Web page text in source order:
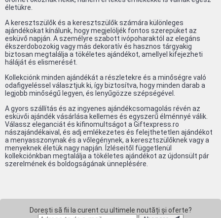
életükre.
A keresztszülők és a keresztszülők számára különleges
ajándékokat kínálunk, hogy megjelöljék fontos szerepüket az
esküvő napján. A személyre szabott ivópoharaktól az elegáns
ékszerdobozokig vagy más dekoratív és hasznos tárgyakig
biztosan megtalálja a tökéletes ajándékot, amellyel kifejezheti
háláját és elismerését.
Kollekciónk minden ajándékát a részletekre és a minőségre való
odafigyeléssel választjuk ki, így biztosítva, hogy minden darab a
legjobb minőségű legyen, és lenyűgözze szépségével.
A gyors szállítás és az ingyenes ajándékcsomagolás révén az
esküvői ajándék vásárlása kellemes és egyszerű élménnyé válik.
Válassz eleganciát és kifinomultságot a Giftexpress.ro
nászajándékaival, és adj emlékezetes és felejthetetlen ajándékot
a menyasszonynak és a vőlegénynek, a keresztszülőknek vagy a
menyeknek életük nagy napján. Ízléseitől függetlenül
kollekciónkban megtalálja a tökéletes ajándékot az újdonsült pár
szerelmének és boldogságának ünneplésére.
Dorești să fii la curent cu ultimele noutăți și oferte?